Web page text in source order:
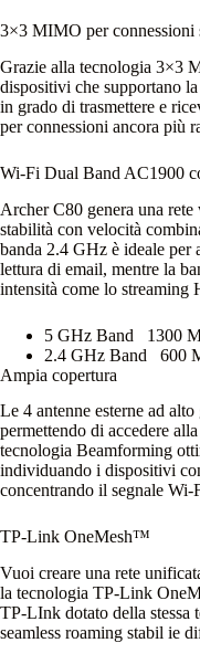
3×3 MIMO per connessioni
Grazie alla tecnologia 3×3
dispositivi che supportano
in grado di trasmettere e
per connessioni ancora più
Wi-Fi Dual Band AC1900
Archer C80 genera una rete
stabilità con velocità
banda 2.4 GHz è ideale per
lettura di email, mentre la
intensità come lo streaming
5 GHz Band
1300
2.4 GHz Band
600
Ampia copertura
Le 4 antenne esterne ad
permettendo di accedere
tecnologia Beamforming
individuando i dispositivi
concentrando il segnale
TP-Link OneMesh™
Vuoi creare una rete
la tecnologia TP-Link
TP-LInk dotato della stessa
seamless roaming stabil ie